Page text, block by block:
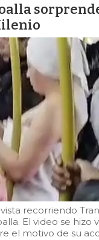
recorriendo
El video se hizo
el motivo de su